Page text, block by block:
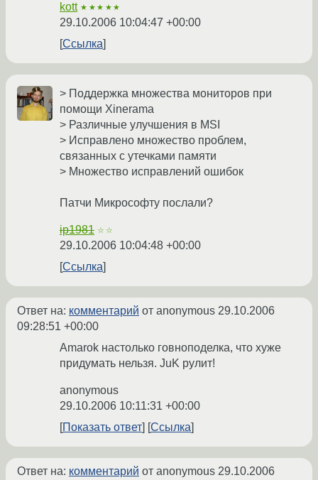
kott ★★★★★
29.10.2006 10:04:47 +00:00
Ссылка
> Поддержка множества мониторов при
помощи Xinerama
> Различные улучшения в MSI
> Исправлено множество проблем,
связанных с утечками памяти
> Множество исправлений ошибок
Патчи Микрософту послали?
ip1981 ☆☆
29.10.2006 10:04:48 +00:00
Ссылка
Ответ на: комментарий от anonymous 29.10.2006
09:28:51 +00:00
Amarok настолько говноподелка, что хуже
придумать нельзя. JuK рулит!
anonymous
29.10.2006 10:11:31 +00:00
Показать ответ
Ссылка
Ответ на: комментарий от anonymous 29.10.2006